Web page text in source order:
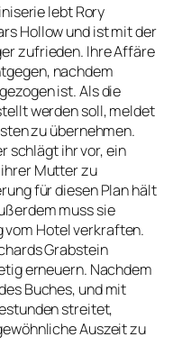
lebt Rory
Hollow und ist mit der
zufrieden. Ihre Affäre
nachdem
ist. Als die
werden soll, meldet
zu übernehmen.
schlägt ihr vor, ein
Mutter zu
für diesen Plan hält
muss sie
vom Hotel verkraften.
Grabstein
erneuern. Nachdem
Buches, und mit
streitet,
Auszeit zu